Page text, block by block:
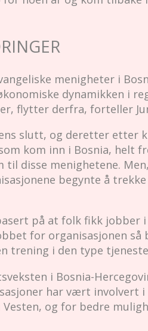
menigheter i
dynamikken i
flytter derfra, forteller
slutt, og deretter etter
kom inn i Bosnia, helt
til disse menighetene.
begynte å
på at folk fikk jobber
for organisasjonen så
trening i den type
i Bosnia-
har vært involvert i
og for bedre